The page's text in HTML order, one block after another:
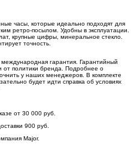
часы, которые идеально подходят для
ретро-посылом. Удобны в эксплуатации.
крупные цифры, минеральное стекло.
точность.
гарантия. Гарантийный
от политики бренда. Подробнее о
у наших менеджеров. В комплекте
будет идти справка об условиях
от 30 000 руб.
900 руб.
Major.